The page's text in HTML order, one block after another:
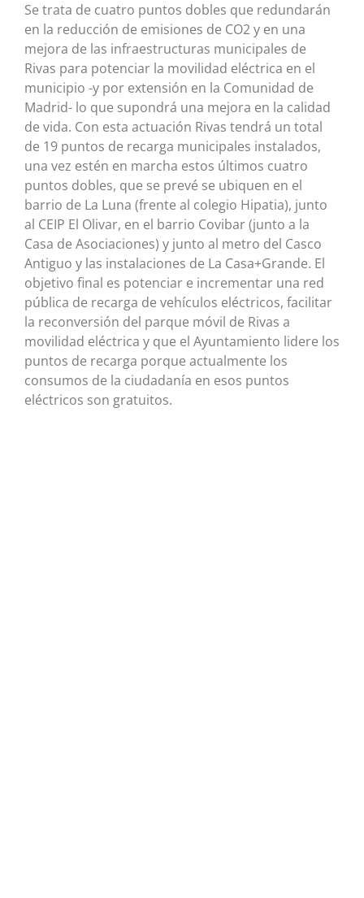
Se trata de cuatro puntos dobles que redundarán
en la reducción de emisiones de CO2 y en una
mejora de las infraestructuras municipales de
Rivas para potenciar la movilidad eléctrica en el
municipio -y por extensión en la Comunidad de
Madrid- lo que supondrá una mejora en la calidad
de vida. Con esta actuación Rivas tendrá un total
de 19 puntos de recarga municipales instalados,
una vez estén en marcha estos últimos cuatro
puntos dobles, que se prevé se ubiquen en el
barrio de La Luna (frente al colegio Hipatia), junto
al CEIP El Olivar, en el barrio Covibar (junto a la
Casa de Asociaciones) y junto al metro del Casco
Antiguo y las instalaciones de La Casa+Grande. El
objetivo final es potenciar e incrementar una red
pública de recarga de vehículos eléctricos, facilitar
la reconversión del parque móvil de Rivas a
movilidad eléctrica y que el Ayuntamiento lidere los
puntos de recarga porque actualmente los
consumos de la ciudadanía en esos puntos
eléctricos son gratuitos.